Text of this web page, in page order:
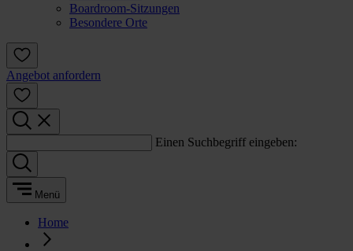
Boardroom-Sitzungen
Besondere Orte
Angebot anfordern
Einen Suchbegriff eingeben:
Menü
Home